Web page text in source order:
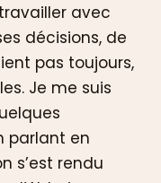
avec
décisions, de
pas toujours,
Je me suis
parlant en
s’est rendu